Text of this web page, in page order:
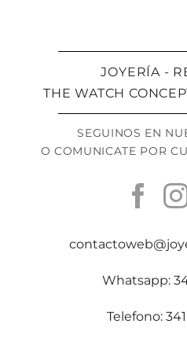
JOYERÍA -
THE WATCH
SEGUINOS EN
O COMUNICATE POR
Whatsapp:
Telefono: